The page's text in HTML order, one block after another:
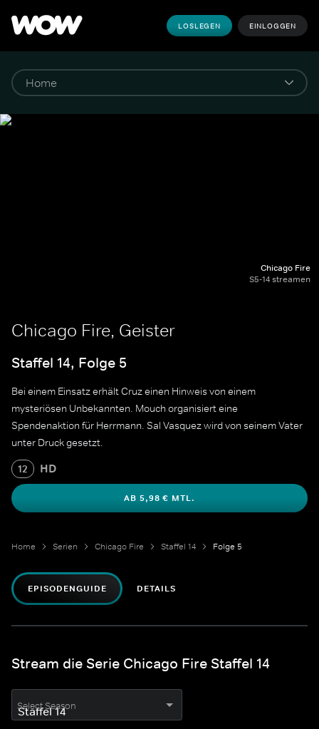
LOSLEGEN EINLOGGEN
Chicago Fire
S5-14 streamen
Chicago Fire, Geister
Staffel 14, Folge 5
Bei einem Einsatz erhält Cruz einen Hinweis von einem
mysteriösen Unbekannten. Mouch organisiert eine
Spendenaktion für Herrmann. Sal Vasquez wird von seinem Vater
unter Druck gesetzt.
12 HD
AB 5,98 € MTL.
Home Serien Chicago Fire Staffel 14 Folge 5
EPISODENGUIDE DETAILS
Stream die Serie Chicago Fire Staffel 14
Select Season